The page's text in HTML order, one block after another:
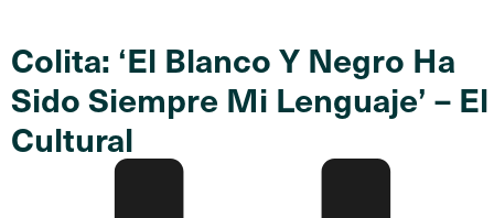
Colita: ‘El Blanco Y Negro Ha
Sido Siempre Mi Lenguaje’ – El
Cultural